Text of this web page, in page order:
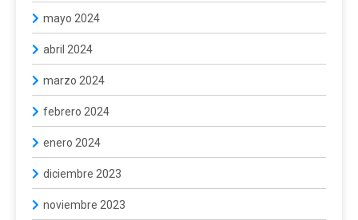
mayo 2024
abril 2024
marzo 2024
febrero 2024
enero 2024
diciembre 2023
noviembre 2023